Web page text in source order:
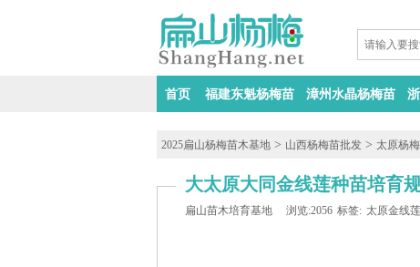
首页 福建东魁杨梅苗 漳州水晶杨梅苗
2025扁山杨梅苗木基地 > 山西杨梅苗批发 > 太原杨
大太原大同金线莲种苗培育
扁山苗木培育基地 浏览:2056 标签: 太原金线